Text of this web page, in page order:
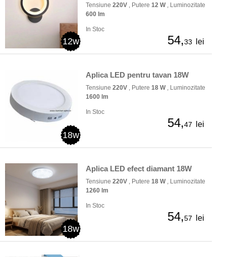
12w
Tensiune 220V , Putere 12 W, Luminozitate
600 lm
In Stoc
54,33 lei
18w
Aplica LED pentru tavan 18W
Tensiune 220V , Putere 18 W, Luminozitate
1600 lm
In Stoc
54,47 lei
18w
Aplica LED efect diamant 18W
Tensiune 220V , Putere 18 W, Luminozitate
1260 lm
In Stoc
54,57 lei